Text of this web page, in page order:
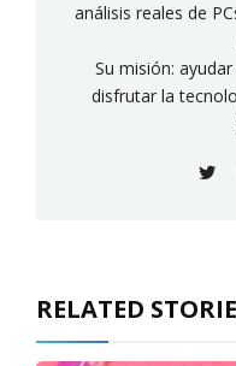
análisis reales de
Su misión:
disfrutar la
RELATED